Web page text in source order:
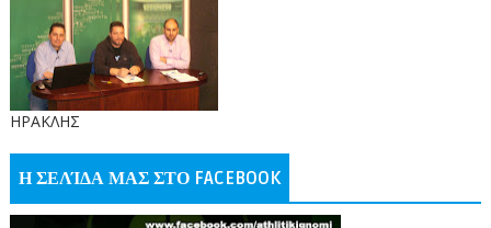
ΗΡΑΚΛΗΣ
Η ΣΕΛΊΔΑ ΜΑΣ ΣΤΟ FACEBOOK